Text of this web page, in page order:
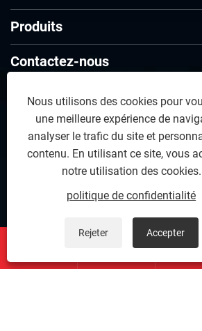
Produits
Contactez-nous
SUIVEZ-NOUS
Copyright © 2025 Zunhua Shengjian
Co., Ltd. Tous droits réservés. Links |

Nous utilisons des cookies pour
une meilleure expérience de
analyser le trafic du site et
contenu. En utilisant ce site, vous
notre utilisation des cookies.
politique de confidentialité
Rejeter Accepter